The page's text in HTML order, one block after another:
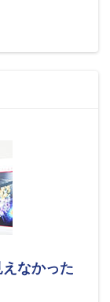
なかった